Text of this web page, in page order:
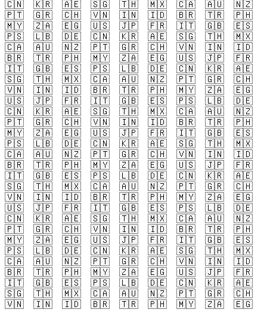
🇨🇳
🇰🇷 🇦🇪 🇸🇬 🇹🇭 🇲🇽 🇨🇦 🇦🇺
🇳🇿
🇵🇹
🇬🇷 🇨🇭 🇻🇳 🇮🇳 🇮🇩 🇧🇷 🇹🇷
🇵🇭
🇲🇾
🇿🇦 🇪🇬 🇺🇸 🇯🇵 🇫🇷 🇮🇹 🇬🇧
🇪🇸
🇵🇸
🇱🇧 🇩🇪 🇨🇳 🇰🇷 🇦🇪 🇸🇬 🇹🇭
🇲🇽
🇨🇦
🇦🇺 🇳🇿 🇵🇹 🇬🇷 🇨🇭 🇻🇳 🇮🇳
🇮🇩
🇧🇷
🇹🇷 🇵🇭 🇲🇾 🇿🇦 🇪🇬 🇺🇸 🇯🇵
🇫🇷
🇮🇹
🇬🇧 🇪🇸 🇵🇸 🇱🇧 🇩🇪 🇨🇳 🇰🇷
🇦🇪
🇸🇬
🇹🇭 🇲🇽 🇨🇦 🇦🇺 🇳🇿 🇵🇹 🇬🇷
🇨🇭
🇻🇳
🇮🇳 🇮🇩 🇧🇷 🇹🇷 🇵🇭 🇲🇾 🇿🇦
🇪🇬
🇺🇸
🇯🇵 🇫🇷 🇮🇹 🇬🇧 🇪🇸 🇵🇸 🇱🇧
🇩🇪
🇨🇳
🇰🇷 🇦🇪 🇸🇬 🇹🇭 🇲🇽 🇨🇦 🇦🇺
🇳🇿
🇵🇹
🇬🇷 🇨🇭 🇻🇳 🇮🇳 🇮🇩 🇧🇷 🇹🇷
🇵🇭
🇲🇾
🇿🇦 🇪🇬 🇺🇸 🇯🇵 🇫🇷 🇮🇹 🇬🇧
🇪🇸
🇵🇸
🇱🇧 🇩🇪 🇨🇳 🇰🇷 🇦🇪 🇸🇬 🇹🇭
🇲🇽
🇨🇦
🇦🇺 🇳🇿 🇵🇹 🇬🇷 🇨🇭 🇻🇳 🇮🇳
🇮🇩
🇧🇷
🇹🇷 🇵🇭 🇲🇾 🇿🇦 🇪🇬 🇺🇸 🇯🇵
🇫🇷
🇮🇹
🇬🇧 🇪🇸 🇵🇸 🇱🇧 🇩🇪 🇨🇳 🇰🇷
🇦🇪
🇸🇬
🇹🇭 🇲🇽 🇨🇦 🇦🇺 🇳🇿 🇵🇹 🇬🇷
🇨🇭
🇻🇳
🇮🇳 🇮🇩 🇧🇷 🇹🇷 🇵🇭 🇲🇾 🇿🇦
🇪🇬
🇺🇸
🇯🇵 🇫🇷 🇮🇹 🇬🇧 🇪🇸 🇵🇸 🇱🇧
🇩🇪
🇨🇳
🇰🇷 🇦🇪 🇸🇬 🇹🇭 🇲🇽 🇨🇦 🇦🇺
🇳🇿
🇵🇹
🇬🇷 🇨🇭 🇻🇳 🇮🇳 🇮🇩 🇧🇷 🇹🇷
🇵🇭
🇲🇾
🇿🇦 🇪🇬 🇺🇸 🇯🇵 🇫🇷 🇮🇹 🇬🇧
🇪🇸
🇵🇸
🇱🇧 🇩🇪 🇨🇳 🇰🇷 🇦🇪 🇸🇬 🇹🇭
🇲🇽
🇨🇦
🇦🇺 🇳🇿 🇵🇹 🇬🇷 🇨🇭 🇻🇳 🇮🇳
🇮🇩
🇧🇷
🇹🇷 🇵🇭 🇲🇾 🇿🇦 🇪🇬 🇺🇸 🇯🇵
🇫🇷
🇮🇹
🇬🇧 🇪🇸 🇵🇸 🇱🇧 🇩🇪 🇨🇳 🇰🇷
🇦🇪
🇸🇬
🇹🇭 🇲🇽 🇨🇦 🇦🇺 🇳🇿 🇵🇹 🇬🇷
🇨🇭
🇻🇳
🇮🇳 🇮🇩 🇧🇷 🇹🇷 🇵🇭 🇲🇾 🇿🇦 🇪🇬